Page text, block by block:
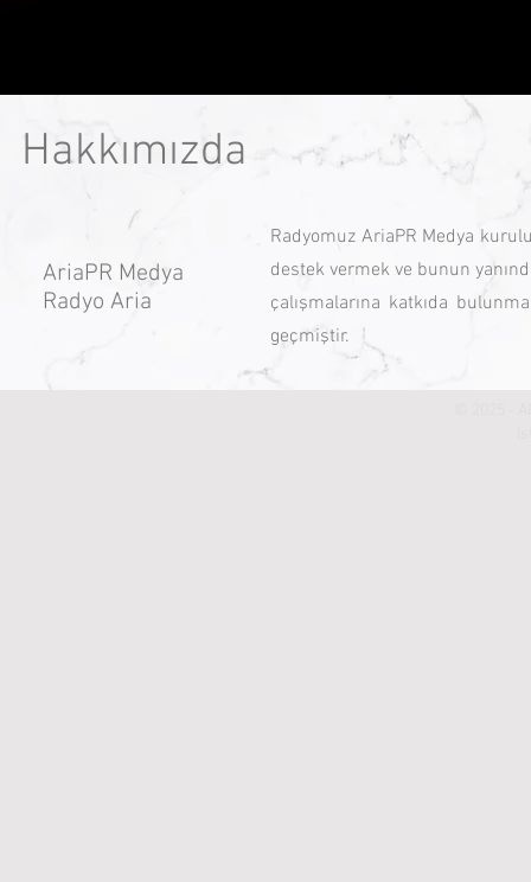
Hakkımızda
AriaPR Medya
Radyo Aria
Radyomuz AriaPR Medya
destek vermek ve bunun
çalışmalarına katkıda
geçmiştir.